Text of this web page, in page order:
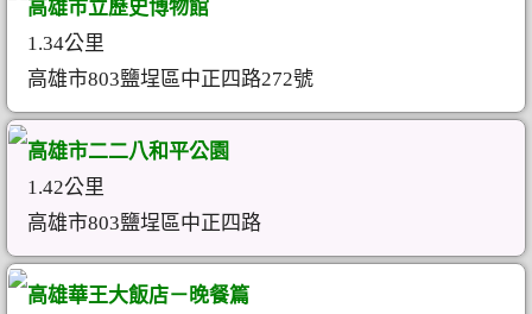
高雄市立歷史博物館
1.34公里
高雄市803鹽埕區中正四路272號
高雄市二二八和平公園
1.42公里
高雄市803鹽埕區中正四路
高雄華王大飯店－晚餐篇